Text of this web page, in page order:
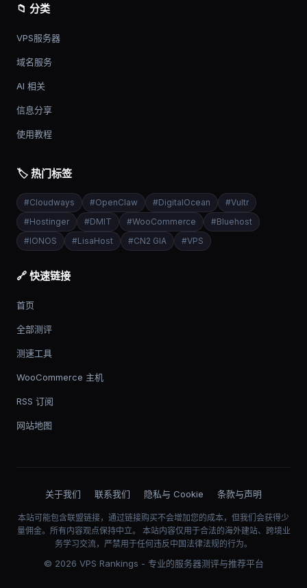
📁 分类
VPS服务器
域名服务
AI 相关
信息分享
使用教程
🏷️ 热门标签
#Cloudways #OpenClaw #DigitalOcean #Vultr
#Hostinger #DMIT #WooCommerce #Bluehost
#IONOS #LisaHost #CN2 GIA #VPS
🔗 快速链接
首页
全部测评
测速工具
WooCommerce 主机
RSS 订阅
网站地图
关于我们 联系我们 隐私与 Cookie 条款与声明
本站可能包含联盟链接，通过链接购买不会增加您的成本，但我们会获得少
量佣金。所有内容观点保持中立。 本站内容仅用于合法的海外建站、跨境业
务学习交流，严禁用于任何违反中国法律法规的行为。
© 2026 VPS Rankings - 专业的服务器测评与推荐平台